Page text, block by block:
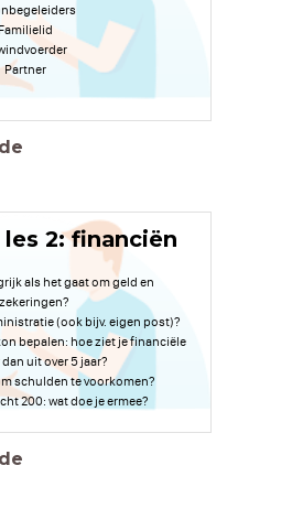
Familielid
Partner
2: financiën
als het gaat om geld en
(ook bijv. eigen post)?
bepalen: hoe ziet je financiële
uit over 5 jaar?
schulden te voorkomen?
200: wat doe je ermee?